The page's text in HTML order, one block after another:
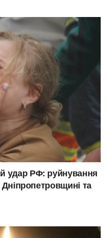
удар РФ: руйнування
Дніпропетровщині та